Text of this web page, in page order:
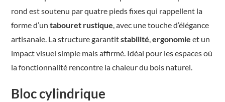
rond est soutenu par quatre pieds fixes qui rappellent la
forme d’untabouret rustique, avec une touche d’élégance
artisanale. La structure garantitstabilité,ergonomie et un
impact visuel simple mais affirmé. Idéal pour les espaces où
la fonctionnalité rencontre la chaleur du bois naturel.
Bloc cylindrique